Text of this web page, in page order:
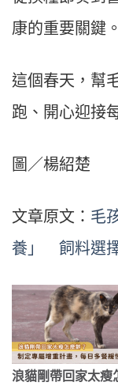
康的重要關鍵。
這個春天，幫
跑、開心迎接
圖／楊紹楚
文章原文： 毛
養」 飼料選
浪貓剛帶回家太瘦